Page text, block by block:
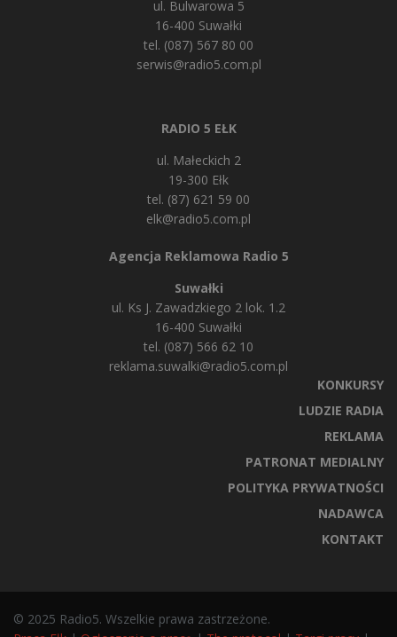
ul. Bulwarowa 5
16-400 Suwałki
tel. (087) 567 80 00
serwis@radio5.com.pl
RADIO 5 EŁK
ul. Małeckich 2
19-300 Ełk
tel. (87) 621 59 00
elk@radio5.com.pl
Agencja Reklamowa Radio 5
Suwałki
ul. Ks J. Zawadzkiego 2 lok. 1.2
16-400 Suwałki
tel. (087) 566 62 10
reklama.suwalki@radio5.com.pl
KONKURSY
LUDZIE RADIA
REKLAMA
PATRONAT MEDIALNY
POLITYKA PRYWATNOŚCI
NADAWCA
KONTAKT
© 2025 Radio5. Wszelkie prawa zastrzeżone.